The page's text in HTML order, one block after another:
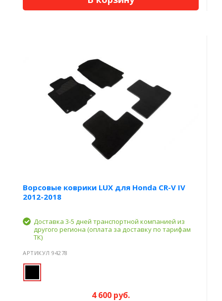
Ворсовые коврики LUX для Honda CR-V IV
2012-2018
Доставка 3-5 дней транспортной компанией из
другого региона (оплата за доставку по тарифам
ТК)
АРТИКУЛ 94278
4 600 руб.